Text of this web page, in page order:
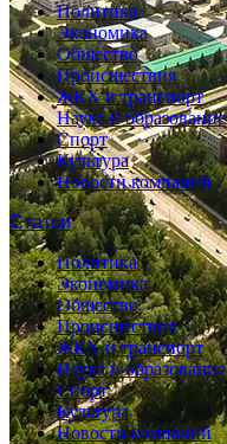
Политика
Экономика
Общество
Происшествия
ЖКХ и транспорт
Наука и образование
Спорт
Культура
Новости компаний
Статьи
Политика
Экономика
Общество
Происшествия
ЖКХ и транспорт
Наука и образование
Спорт
Культура
Новости компаний